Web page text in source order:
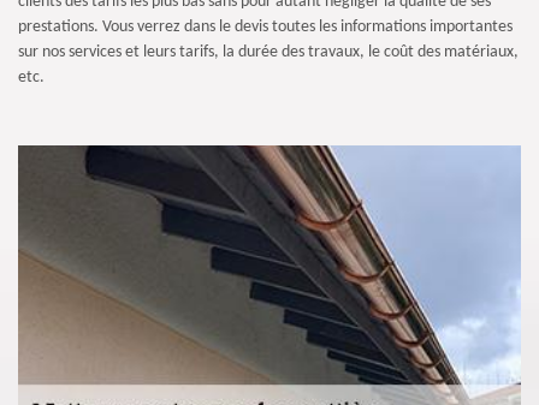
prestations. Vous verrez dans le devis toutes les informations importantes
sur nos services et leurs tarifs, la durée des travaux, le coût des matériaux,
etc.